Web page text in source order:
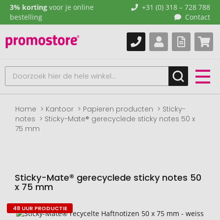
3% korting voor je online
bestelling
+31 (0) 318 – 728 788
Contact
Home Kantoor Papieren producten
Sticky-
notes
Sticky-Mate® gerecyclede sticky notes 50 x
75 mm
Sticky-Mate® gerecyclede sticky notes 50
x 75 mm
Naar
48 UUR PRODUCTIE